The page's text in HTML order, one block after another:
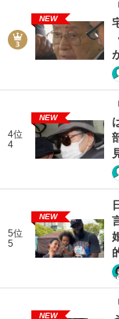
NEW
4位
4
NEW
5位
5
NEW
NEW